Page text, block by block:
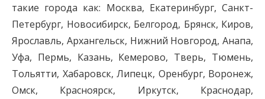
такие города как: Москва, Екатеринбург, Санкт-
Петербург, Новосибирск, Белгород, Брянск, Киров,
Ярославль, Архангельск, Нижний Новгород, Анапа,
Уфа, Пермь, Казань, Кемерово, Тверь, Тюмень,
Тольятти, Хабаровск, Липецк, Оренбург, Воронеж,
Омск, Красноярск, Иркутск, Краснодар,